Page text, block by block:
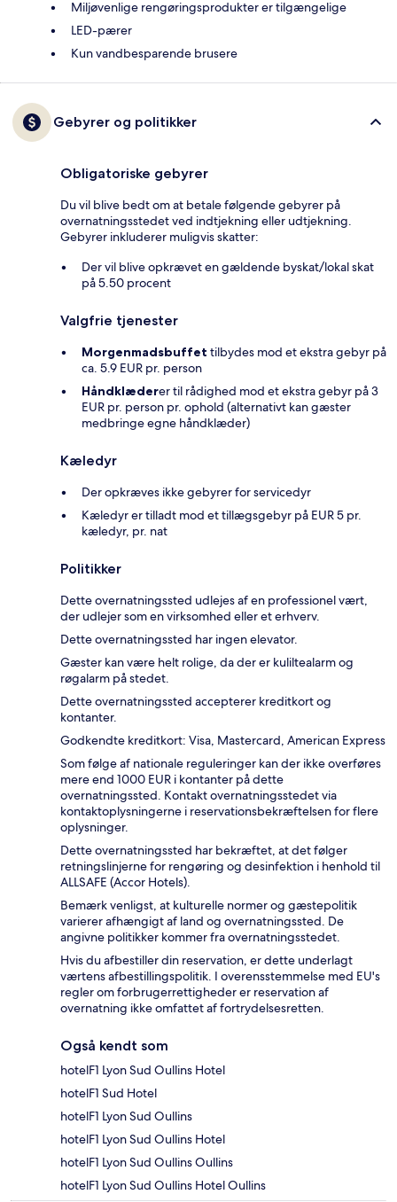
Miljøvenlige rengøringsprodukter er tilgængelige
LED-pærer
Kun vandbesparende brusere
Gebyrer og politikker
Obligatoriske gebyrer
Du vil blive bedt om at betale følgende gebyrer på
overnatningsstedet ved indtjekning eller udtjekning.
Gebyrer inkluderer muligvis skatter:
Der vil blive opkrævet en gældende byskat/lokal skat
på 5.50 procent
Valgfrie tjenester
Morgenmadsbuffet tilbydes mod et ekstra gebyr på
ca. 5.9 EUR pr. person
Håndklæderer til rådighed mod et ekstra gebyr på 3
EUR pr. person pr. ophold (alternativt kan gæster
medbringe egne håndklæder)
Kæledyr
Der opkræves ikke gebyrer for servicedyr
Kæledyr er tilladt mod et tillægsgebyr på EUR 5 pr.
kæledyr, pr. nat
Politikker
Dette overnatningssted udlejes af en professionel vært,
der udlejer som en virksomhed eller et erhverv.
Dette overnatningssted har ingen elevator.
Gæster kan være helt rolige, da der er kuliltealarm og
røgalarm på stedet.
Dette overnatningssted accepterer kreditkort og
kontanter.
Godkendte kreditkort: Visa, Mastercard, American Express
Som følge af nationale reguleringer kan der ikke overføres
mere end 1000 EUR i kontanter på dette
overnatningssted. Kontakt overnatningsstedet via
kontaktoplysningerne i reservationsbekræftelsen for flere
oplysninger.
Dette overnatningssted har bekræftet, at det følger
retningslinjerne for rengøring og desinfektion i henhold til
ALLSAFE (Accor Hotels).
Bemærk venligst, at kulturelle normer og gæstepolitik
varierer afhængigt af land og overnatningssted. De
angivne politikker kommer fra overnatningsstedet.
Hvis du afbestiller din reservation, er dette underlagt
værtens afbestillingspolitik. I overensstemmelse med EU's
regler om forbrugerrettigheder er reservation af
overnatning ikke omfattet af fortrydelsesretten.
Også kendt som
hotelF1 Lyon Sud Oullins Hotel
hotelF1 Sud Hotel
hotelF1 Lyon Sud Oullins
hotelF1 Lyon Sud Oullins Hotel
hotelF1 Lyon Sud Oullins Oullins
hotelF1 Lyon Sud Oullins Hotel Oullins